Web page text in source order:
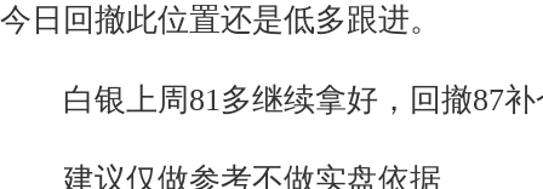
今日回撤此位置还是低多跟进。
白银上周81多继续拿好，回撤87补
建议仅做参考不做实盘依据